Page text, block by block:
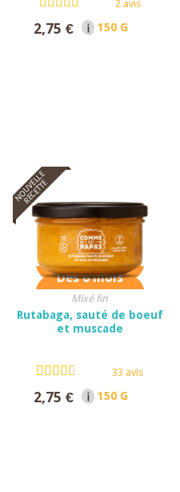
2 avis
2,75 € 150 G NET
NOUVELLE
RECETTE
Dès 6 mois
Mixé fin
Rutabaga, sauté de boeuf
et muscade
33 avis
2,75 € 150 G NET